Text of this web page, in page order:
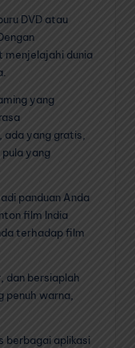
DVD atau
menjelajahi dunia
yang
yang gratis,
yang
panduan Anda
film India
terhadap film
dan bersiaplah
penuh warna,
berbagai aplikasi